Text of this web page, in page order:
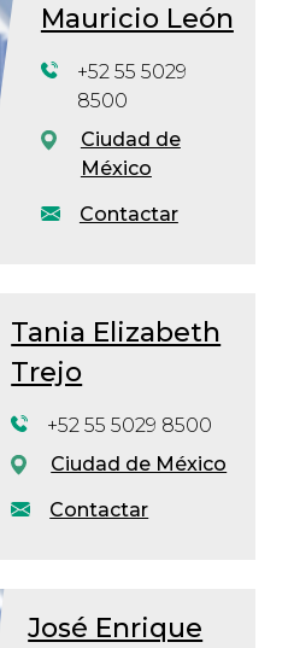
Mauricio León
Contactar
+52 55 5029
8500
Ciudad de
México
Tania Elizabeth
Trejo
Contactar
+52 55 5029 8500
Ciudad de México
José Enrique